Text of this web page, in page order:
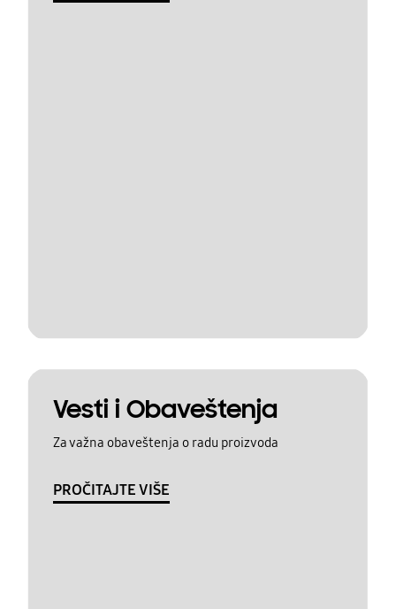
Vesti i Obaveštenja
Za važna obaveštenja o radu proizvoda
PROČITAJTE VIŠE